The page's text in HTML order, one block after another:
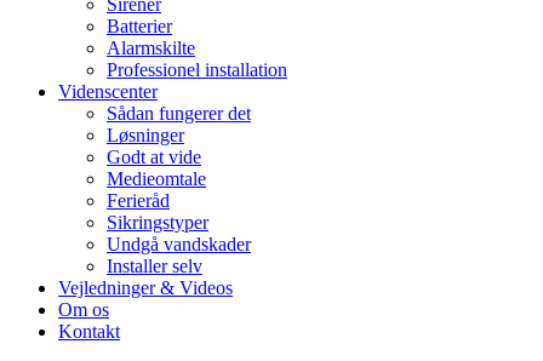
Sirener
Batterier
Alarmskilte
Professionel installation
Videnscenter
Sådan fungerer det
Løsninger
Godt at vide
Medieomtale
Ferieråd
Sikringstyper
Undgå vandskader
Installer selv
Vejledninger & Videos
Om os
Kontakt